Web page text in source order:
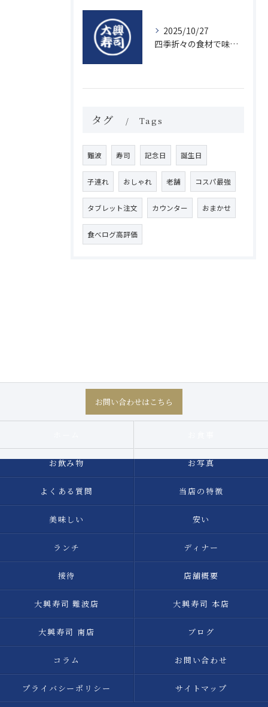
2025/10/27
四季折々の食材で味わう絶品握り寿司の魅力
タグ Tags
難波 寿司 記念日 誕生日
子連れ おしゃれ 老舗 コスパ最強
タブレット注文 カウンター おまかせ
食べログ高評価
お問い合わせはこちら
お飲み物 お写真
よくある質問 当店の特徴
美味しい 安い
ランチ ディナー
接待 店舗概要
大興寿司 難波店 大興寿司 本店
大興寿司 南店 ブログ
コラム お問い合わせ
プライバシーポリシー サイトマップ